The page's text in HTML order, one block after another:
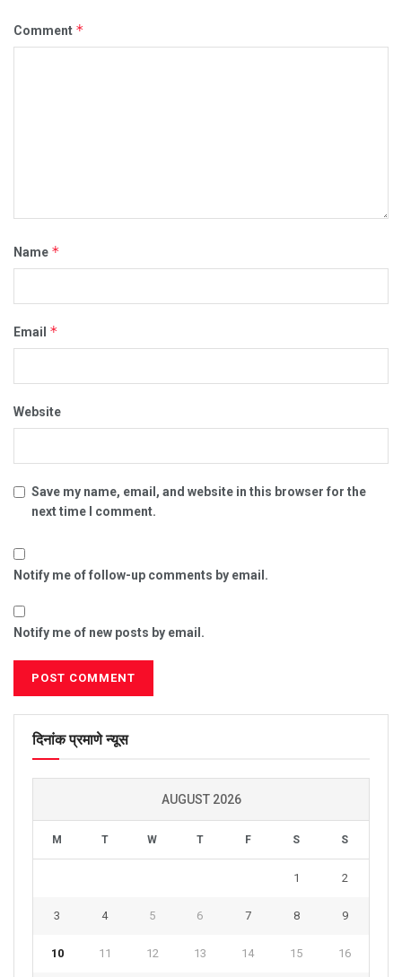
Comment *
Name *
Email *
Website
Save my name, email, and website in this browser for the
next time I comment.
Notify me of follow-up comments by email.
Notify me of new posts by email.
दिनांक प्रमाणे न्यूस
AUGUST 2026
M T W T F S S
1 2
3 4 5 6 7 8 9
10 11 12 13 14 15 16